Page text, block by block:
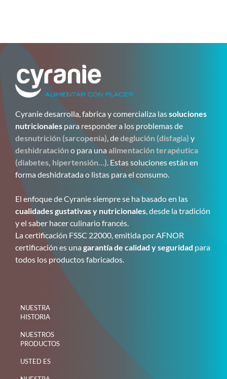
Cyranie desarrolla, fabrica y comercializa lassoluciones
nutricionales para responder a los problemas de
desnutrición (sarcopenia), dedeglución (disfagia) y
deshidratación o para una alimentación terapéutica
(diabetes, hipertensión…). Estas soluciones están en
forma deshidratada o listas para el consumo.
El enfoque de Cyranie siempre se ha basado en las
cualidades gustativas y nutricionales, desde la tradición
y el saber hacer culinario francés.
La certificación FSSC 22000, emitida por AFNOR
certificación es una garantía de calidad y seguridad para
todos los productos fabricados.
NUESTRA
HISTORIA
NUESTROS
PRODUCTOS
USTED ES